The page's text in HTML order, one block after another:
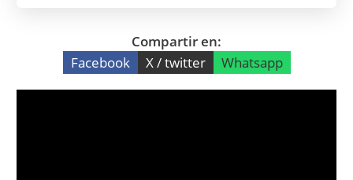
Compartir en:
Facebook
X / twitter Whatsapp